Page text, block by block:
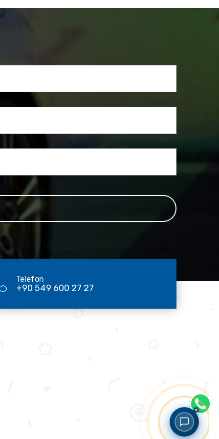
Telefon
+90 549 600 27 27